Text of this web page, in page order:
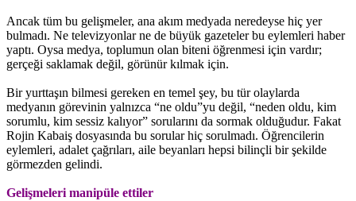
Ancak tüm bu gelişmeler, ana akım medyada neredeyse hiç yer
bulmadı. Ne televizyonlar ne de büyük gazeteler bu eylemleri haber
yaptı. Oysa medya, toplumun olan biteni öğrenmesi için vardır;
gerçeği saklamak değil, görünür kılmak için.
Bir yurttaşın bilmesi gereken en temel şey, bu tür olaylarda
medyanın görevinin yalnızca “ne oldu”yu değil, “neden oldu, kim
sorumlu, kim sessiz kalıyor” sorularını da sormak olduğudur. Fakat
Rojin Kabaiş dosyasında bu sorular hiç sorulmadı. Öğrencilerin
eylemleri, adalet çağrıları, aile beyanları hepsi bilinçli bir şekilde
görmezden gelindi.
Gelişmeleri manipüle ettiler